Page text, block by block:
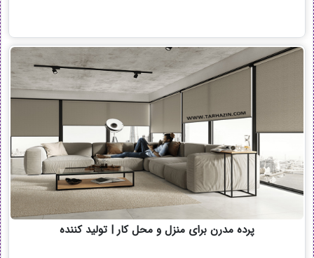
پرده مدرن برای منزل و محل کار | تولید کننده